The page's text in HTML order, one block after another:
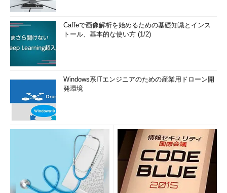
Caffeで画像解析を始めるための基礎知識とインス
トール、基本的な使い方 (1/2)
Windows系ITエンジニアのための産業用ドローン開
発環境